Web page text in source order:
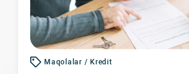
Maqolalar / Kredit